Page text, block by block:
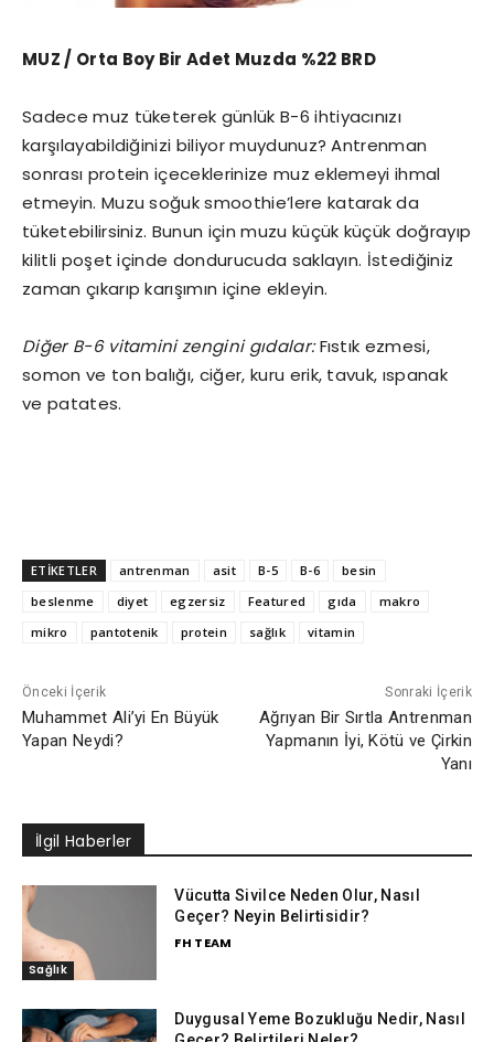
MUZ / Orta Boy Bir Adet Muzda %22 BRD
Sadece muz tüketerek günlük B-6 ihtiyacınızı
karşılayabildiğinizi biliyor muydunuz? Antrenman
sonrası protein içeceklerinize muz eklemeyi ihmal
etmeyin. Muzu soğuk smoothie’lere katarak da
tüketebilirsiniz. Bunun için muzu küçük küçük doğrayıp
kilitli poşet içinde dondurucuda saklayın. İstediğiniz
zaman çıkarıp karışımın içine ekleyin.
Diğer B-6 vitamini zengini gıdalar:Fıstık ezmesi,
somon ve ton balığı, ciğer, kuru erik, tavuk, ıspanak
ve patates.
ETİKETLER antrenman asit B-5 B-6
besin
beslenme
diyet egzersiz Featured gıda
makro
mikro
pantotenik protein sağlık vitamin
Önceki İçerik
Muhammet Ali’yi En Büyük
Yapan Neydi?
Sonraki İçerik
Ağrıyan Bir Sırtla Antrenman
Yapmanın İyi, Kötü ve Çirkin
Yanı
İlgil Haberler
Sağlık
Vücutta Sivilce Neden Olur, Nasıl
Geçer? Neyin Belirtisidir?
FH TEAM
Duygusal Yeme Bozukluğu Nedir, Nasıl